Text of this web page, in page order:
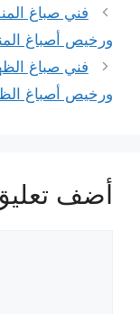
ورخيص أصباغ
ورخيص أصباغ
أضف